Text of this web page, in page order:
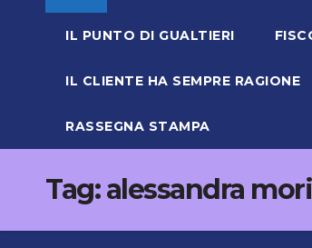
IL PUNTO DI GUALTIERI
IL CLIENTE HA SEMPRE RAGIONE
RASSEGNA STAMPA
Tag:alessandra mori